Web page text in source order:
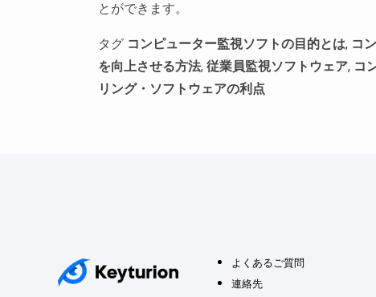
とができます。
タグ コンピューター監視ソフトの目的とは, コ
を向上させる方法, 従業員監視ソフトウェア, コ
リング・ソフトウェアの利点
よくあるご質問
連絡先